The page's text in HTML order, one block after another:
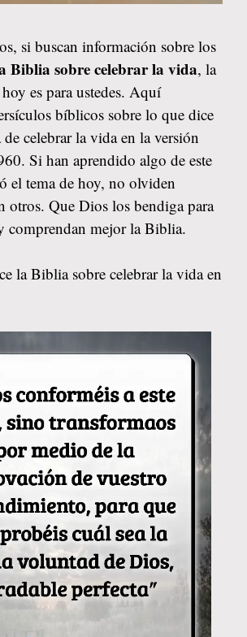
si buscan información sobre los
Biblia sobre celebrar la vida, la
es para ustedes. Aquí
bíblicos sobre lo que dice
celebrar la vida en la versión
Si han aprendido algo de este
el tema de hoy, no olviden
otros. Que Dios los bendiga para
comprendan mejor la Biblia.
la Biblia sobre celebrar la vida en